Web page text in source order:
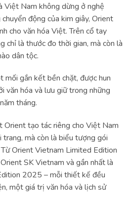
Việt Nam không dừng ở nghệ
động của kim giây, Orient
cho văn hóa Việt. Trên cổ tay
chỉ là thước đo thời gian, mà còn là
dân tộc.
gắn kết bền chặt, được hun
văn hóa và lưu giữ trong những
tháng.
Orient tạo tác riêng cho Việt Nam
mà còn là biểu tượng gói
Orient Vietnam Limited Edition
SK Vietnam và gần nhất là
2025 – mỗi thiết kế đều
một giá trị văn hóa và lịch sử